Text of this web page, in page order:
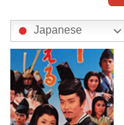
Japanese